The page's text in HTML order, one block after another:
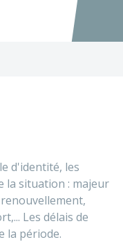
Accéder
d'identité, les
la situation : majeur
Les délais de
la période.